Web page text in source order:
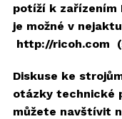
potíží k zařízením
je možné v
http://ricoh.com
Diskuse ke
otázky technické
můžete navštívit